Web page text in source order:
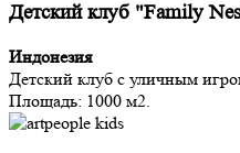
Детский клуб "Family
Индонезия
Детский клуб с уличным
Площадь: 1000 м2.